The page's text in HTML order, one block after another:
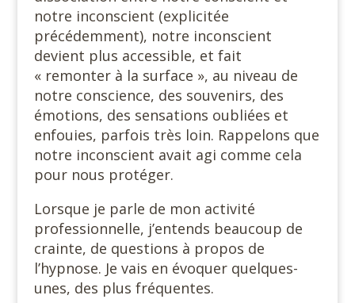
notre inconscient (explicitée
précédemment), notre inconscient
devient plus accessible, et fait
« remonter à la surface », au niveau de
notre conscience, des souvenirs, des
émotions, des sensations oubliées et
enfouies, parfois très loin. Rappelons que
notre inconscient avait agi comme cela
pour nous protéger.
Lorsque je parle de mon activité
professionnelle, j’entends beaucoup de
crainte, de questions à propos de
l’hypnose. Je vais en évoquer quelques-
unes, des plus fréquentes.